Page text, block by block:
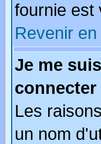
fournie est
Revenir
Je me
connecter
Les
un nom